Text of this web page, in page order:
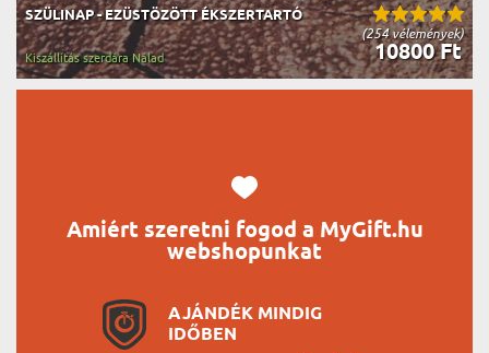
(254 vélemények)
SZÜLINAP - EZÜSTÖZÖTT ÉKSZERTARTÓ
10800 Ft
Kiszállítás szerdára Nálad
Amiért szeretni fogod a MyGift.hu
webshopunkat
AJÁNDÉK MINDIG
IDŐBEN